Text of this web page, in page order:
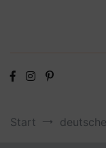
Start